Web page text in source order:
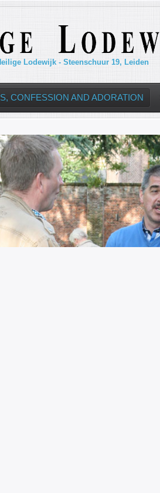
Lodewijk - Steenschuur 19, Leiden
CONFESSION AND ADORATION